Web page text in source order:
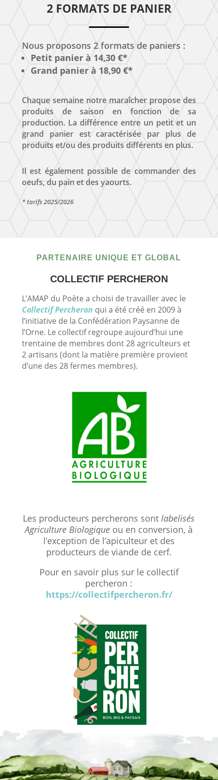
2 FORMATS DE PANIER
Nous proposons 2 formats de paniers :
Petit panier à 14,30 €*
Grand panier à 18,90 €*
Chaque semaine notre maraîcher propose des
produits de saison en fonction de sa
production. La différence entre un petit et un
grand panier est caractérisée par plus de
produits et/ou des produits différents en plus.
Il est également possible de commander des
oeufs, du pain et des yaourts.
* tarifs 2025/2026
PARTENAIRE UNIQUE ET GLOBAL
COLLECTIF PERCHERON
L’AMAP du Poète a choisi de travailler avec le
Collectif Percheron qui a été créé en 2009 à
l’initiative de la Confédération Paysanne de
l’Orne. Le collectif regroupe aujourd’hui une
trentaine de membres dont 28 agriculteurs et
2 artisans (dont la matière première provient
d’une des 28 fermes membres).
Les producteurs percherons sontlabelisés
Agriculture Biologique ou en conversion, à
l’exception de l’apiculteur et des
producteurs de viande de cerf.
Pour en savoir plus sur le collectif
percheron :
https://collectifpercheron.fr/